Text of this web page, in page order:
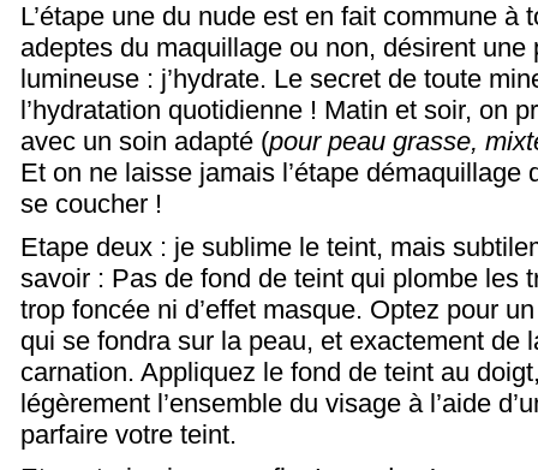
L’étape une du nude est en fait commune à
adeptes du maquillage ou non, désirent une
lumineuse : j’hydrate. Le secret de toute
l’hydratation quotidienne ! Matin et soir, on
avec un soin adapté (pour peau grasse,
Et on ne laisse jamais l’étape démaquillage
se coucher !
Etape deux : je sublime le teint, mais
savoir : Pas de fond de teint qui plombe les
trop foncée ni d’effet masque. Optez pour
qui se fondra sur la peau, et exactement de
carnation. Appliquez le fond de teint au
légèrement l’ensemble du visage à l’aide
parfaire votre teint.